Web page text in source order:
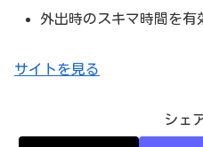
外出時のスキマ時間を有
サイトを見る
シェ